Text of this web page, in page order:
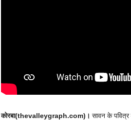
कोरबा(thevalleygraph.com)। सावन के पवित्र